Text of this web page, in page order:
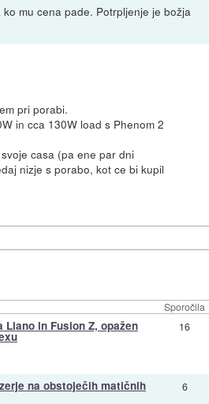
mu cena pade. Potrpljenje je božja
pri porabi.
in cca 130W load s Phenom 2
casa (pa ene par dni
nizje s porabo, kot ce bi kupil
Sporočila
in Fusion Z, opažen 16
na obstoječih matičnih 6